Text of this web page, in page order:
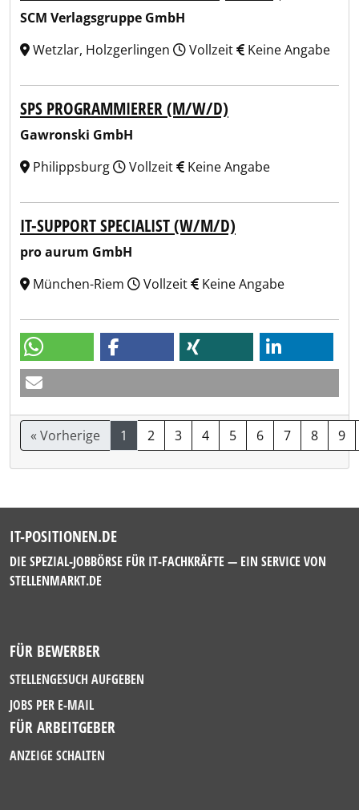
SCM Verlagsgruppe GmbH
Wetzlar, Holzgerlingen
Vollzeit Keine Angabe
SPS PROGRAMMIERER (M/W/D)
Gawronski GmbH
Philippsburg
Vollzeit Keine Angabe
IT-SUPPORT SPECIALIST (W/M/D)
pro aurum GmbH
München-Riem
Vollzeit Keine Angabe
« Vorherige 1 2 3 4 5 6 7 8 9
IT-POSITIONEN.DE
DIE SPEZIAL-JOBBÖRSE FÜR IT-FACHKRÄFTE — EIN SERVICE VON
STELLENMARKT.DE
FÜR BEWERBER
STELLENGESUCH AUFGEBEN
JOBS PER E-MAIL
FÜR ARBEITGEBER
ANZEIGE SCHALTEN